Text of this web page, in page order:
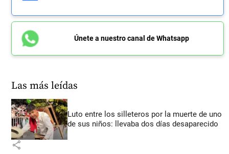
Únete a nuestro canal de Whatsapp
Las más leídas
Luto entre los silleteros por la muerte de uno
de sus niños: llevaba dos días desaparecido
share